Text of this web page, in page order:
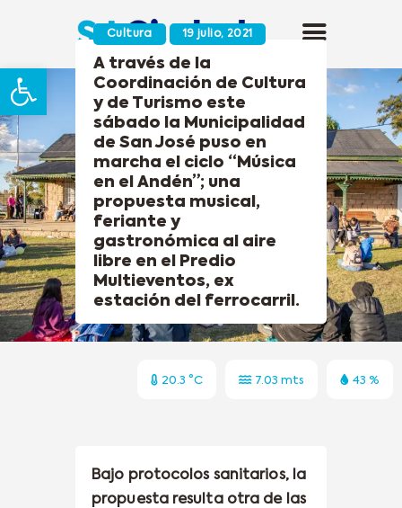
Abrir barra de herramientas
Cultura 19 julio, 2021
A través de la
Coordinación de Cultura
y de Turismo este
sábado la Municipalidad
de San José puso en
marcha el ciclo “Música
en el Andén”; una
propuesta musical,
feriante y
gastronómica al aire
libre en el Predio
Multieventos, ex
estación del ferrocarril.
20.3 °C 7.03 mts 43 %
Bajo protocolos sanitarios, la
propuesta resulta otra de las